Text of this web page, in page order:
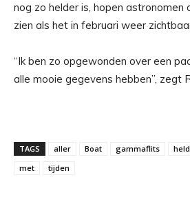
nog zo helder is, hopen astronomen
zien als het in februari weer
“Ik ben zo opgewonden over een
alle mooie gegevens hebben”, zegt
TAGS aller Boat gammaflits
met
tijden